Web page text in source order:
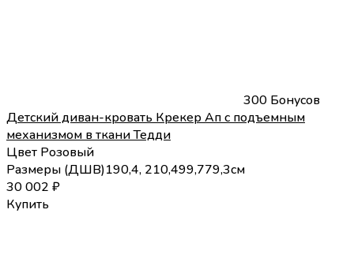
300 Бонусов
Детский диван-кровать Крекер Ап с подъемным
механизмом в ткани Тедди
Цвет Розовый
Размеры (ДШВ)190,4, 210,499,779,3см
30 002 ₽
Купить